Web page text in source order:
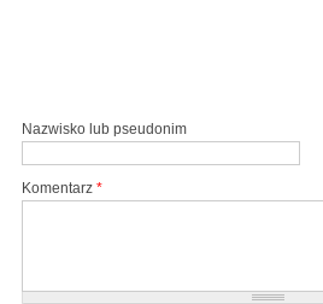
Nazwisko lub pseudonim
Komentarz *